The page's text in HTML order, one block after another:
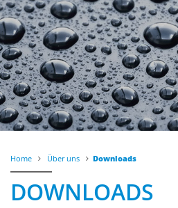
Home Über uns Downloads
DOWNLOADS